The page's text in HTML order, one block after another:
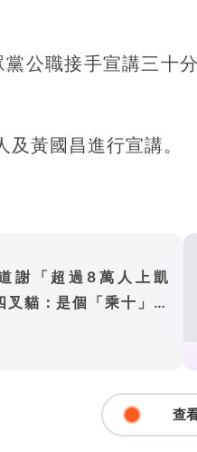
公職接手宣講三十
黃國昌進行宣講。
謝「超過8萬人上凱
貓：是個「乘十」的
查